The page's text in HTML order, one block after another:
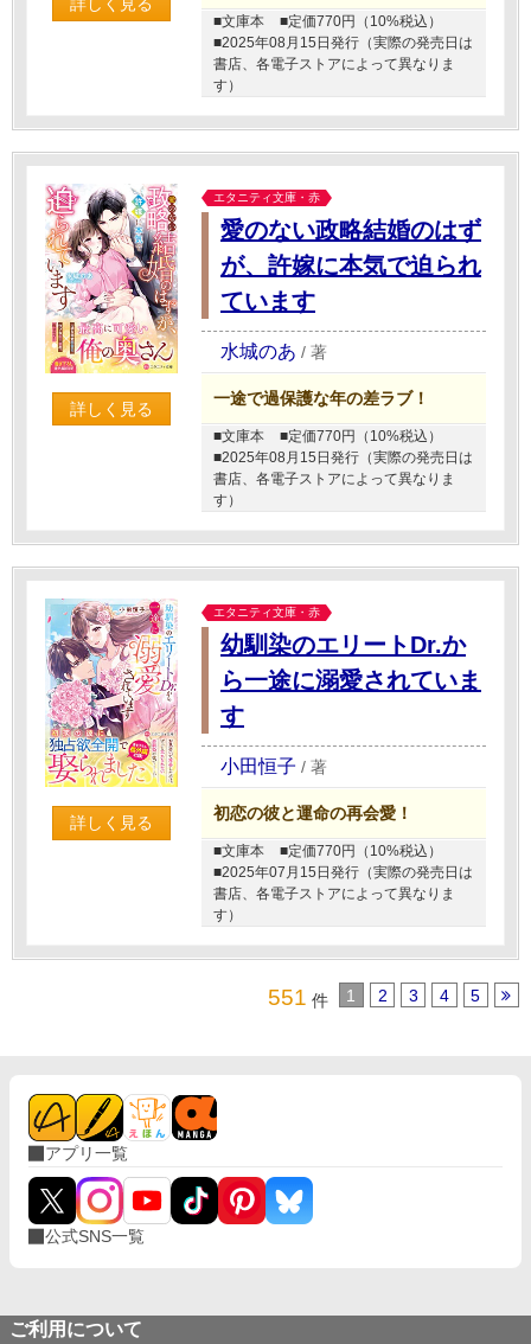
■文庫本
■定価770円（10%税込）
■2025年08月15日発行（実際の発売日は
書店、各電子ストアによって異なりま
す）
詳しく見る
エタニティ文庫・赤
愛のない政略結婚のはず
が、許嫁に本気で迫られ
ています
水城のあ / 著
一途で過保護な年の差ラブ！
■文庫本
■定価770円（10%税込）
■2025年08月15日発行（実際の発売日は
書店、各電子ストアによって異なりま
す）
詳しく見る
エタニティ文庫・赤
幼馴染のエリートDr.か
ら一途に溺愛されていま
す
小田恒子 / 著
初恋の彼と運命の再会愛！
■文庫本
■定価770円（10%税込）
■2025年07月15日発行（実際の発売日は
書店、各電子ストアによって異なりま
す）
551 件 1 2 3 4 5
アプリ一覧
公式SNS一覧
ご利用について